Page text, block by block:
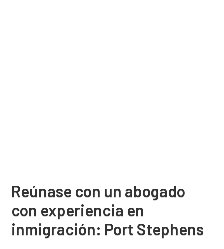
Reúnase con un abogado
con experiencia en
inmigración: Port Stephens